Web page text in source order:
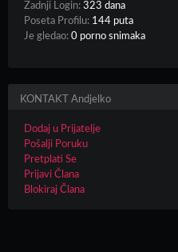
Zadnji Login: 323 dana
Poseta Profilu: 144 puta
Je gledao: 0 porno snimaka
KONTAKT Andjelko
Dodaj u Prijatelje
Pošalji Poruku
Pretplati Se
Prijavi Člana
Blokiraj Člana